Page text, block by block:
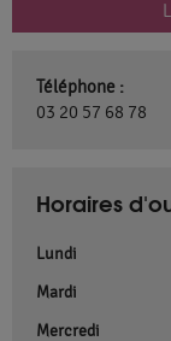
Téléphone :
03 20 57 68 78
Horaires
Lundi
Mardi
Mercredi